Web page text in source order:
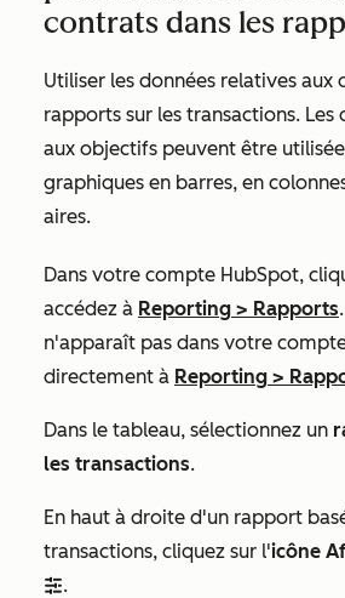
contrats dans les
Utiliser les données relatives aux
rapports sur les transactions. Les
aux objectifs peuvent être
graphiques en barres, en
aires.
Dans votre compte HubSpot,
accédez à Reporting > Rapports
n'apparaît pas dans votre
directement à Reporting >
Dans le tableau, sélectionnez un
les transactions.
En haut à droite d'un rapport
transactions, cliquez sur l'icône
filter.